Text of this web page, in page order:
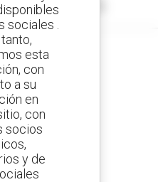
con su búsqueda.
alertas
de ocasión
sociales .
esta
con
a su
en
con
socios
y de